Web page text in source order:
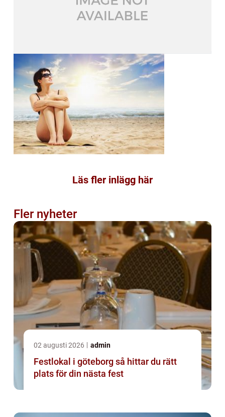
Läs fler inlägg här
Fler nyheter
02 augusti 2026 admin
Festlokal i göteborg så hittar du rätt
plats för din nästa fest